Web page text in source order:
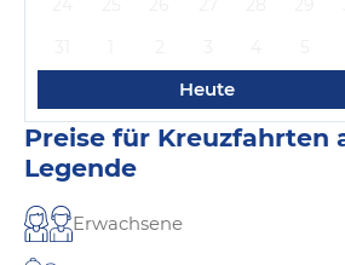
Heute
Preise für Kreuzfahrten
Legende
Erwachsene